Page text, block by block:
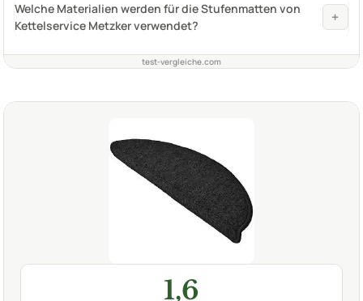
Welche Materialien werden für die Stufenmatten von
Kettelservice Metzker verwendet?
+
test-vergleiche.com
1,6